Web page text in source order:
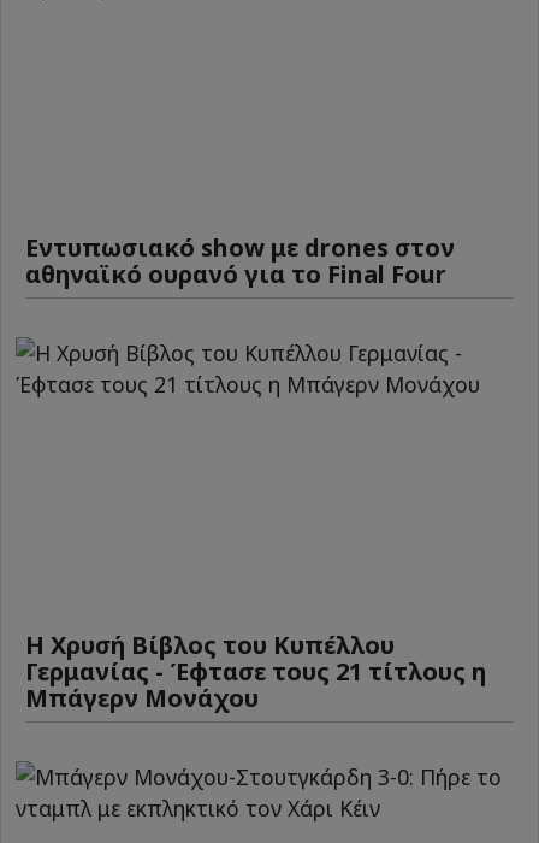
Εντυπωσιακό show με drones στον
αθηναϊκό ουρανό για το Final Four
Η Χρυσή Βίβλος του Κυπέλλου
Γερμανίας - Έφτασε τους 21 τίτλους η
Μπάγερν Μονάχου